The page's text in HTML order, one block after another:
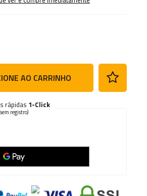
AO CARRINHO
rápidas 1-Click
registro)